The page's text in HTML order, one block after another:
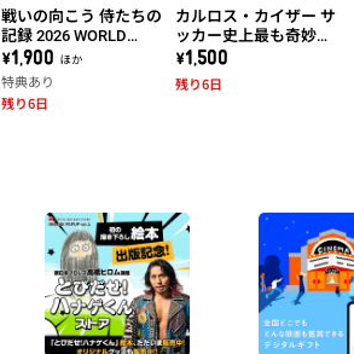
戦いの向こう 侍たちの
記録 2026 WORLD
BASEBALL CLASSIC
\1,900 ほか
特典あり
残り6日
カルロス・カイザー サ
ッカー史上最も奇妙な
成功者
\1,500
残り6日